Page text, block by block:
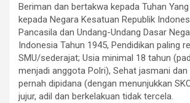
Beriman dan bertakwa kepada Tuhan
kepada Negara Kesatuan Republik
Pancasila dan Undang-Undang Dasar
Indonesia Tahun 1945, Pendidikan paling
SMU/sederajat; Usia minimal 18 tahun
menjadi anggota Polri), Sehat jasmani dan
pernah dipidana (dengan menunjukkan
jujur, adil dan berkelakuan tidak tercela.